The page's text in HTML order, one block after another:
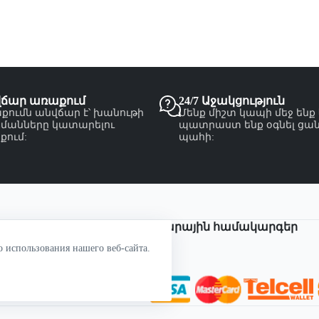
нашего веб-сайта.
առաքում
անվճար է՝ խանութի
կատարելու
24/7 Աջակցություն
Մենք միշտ կապի մեջ ենք
պատրաստ ենք օգնել
պահի:
Վճարային համակարգեր